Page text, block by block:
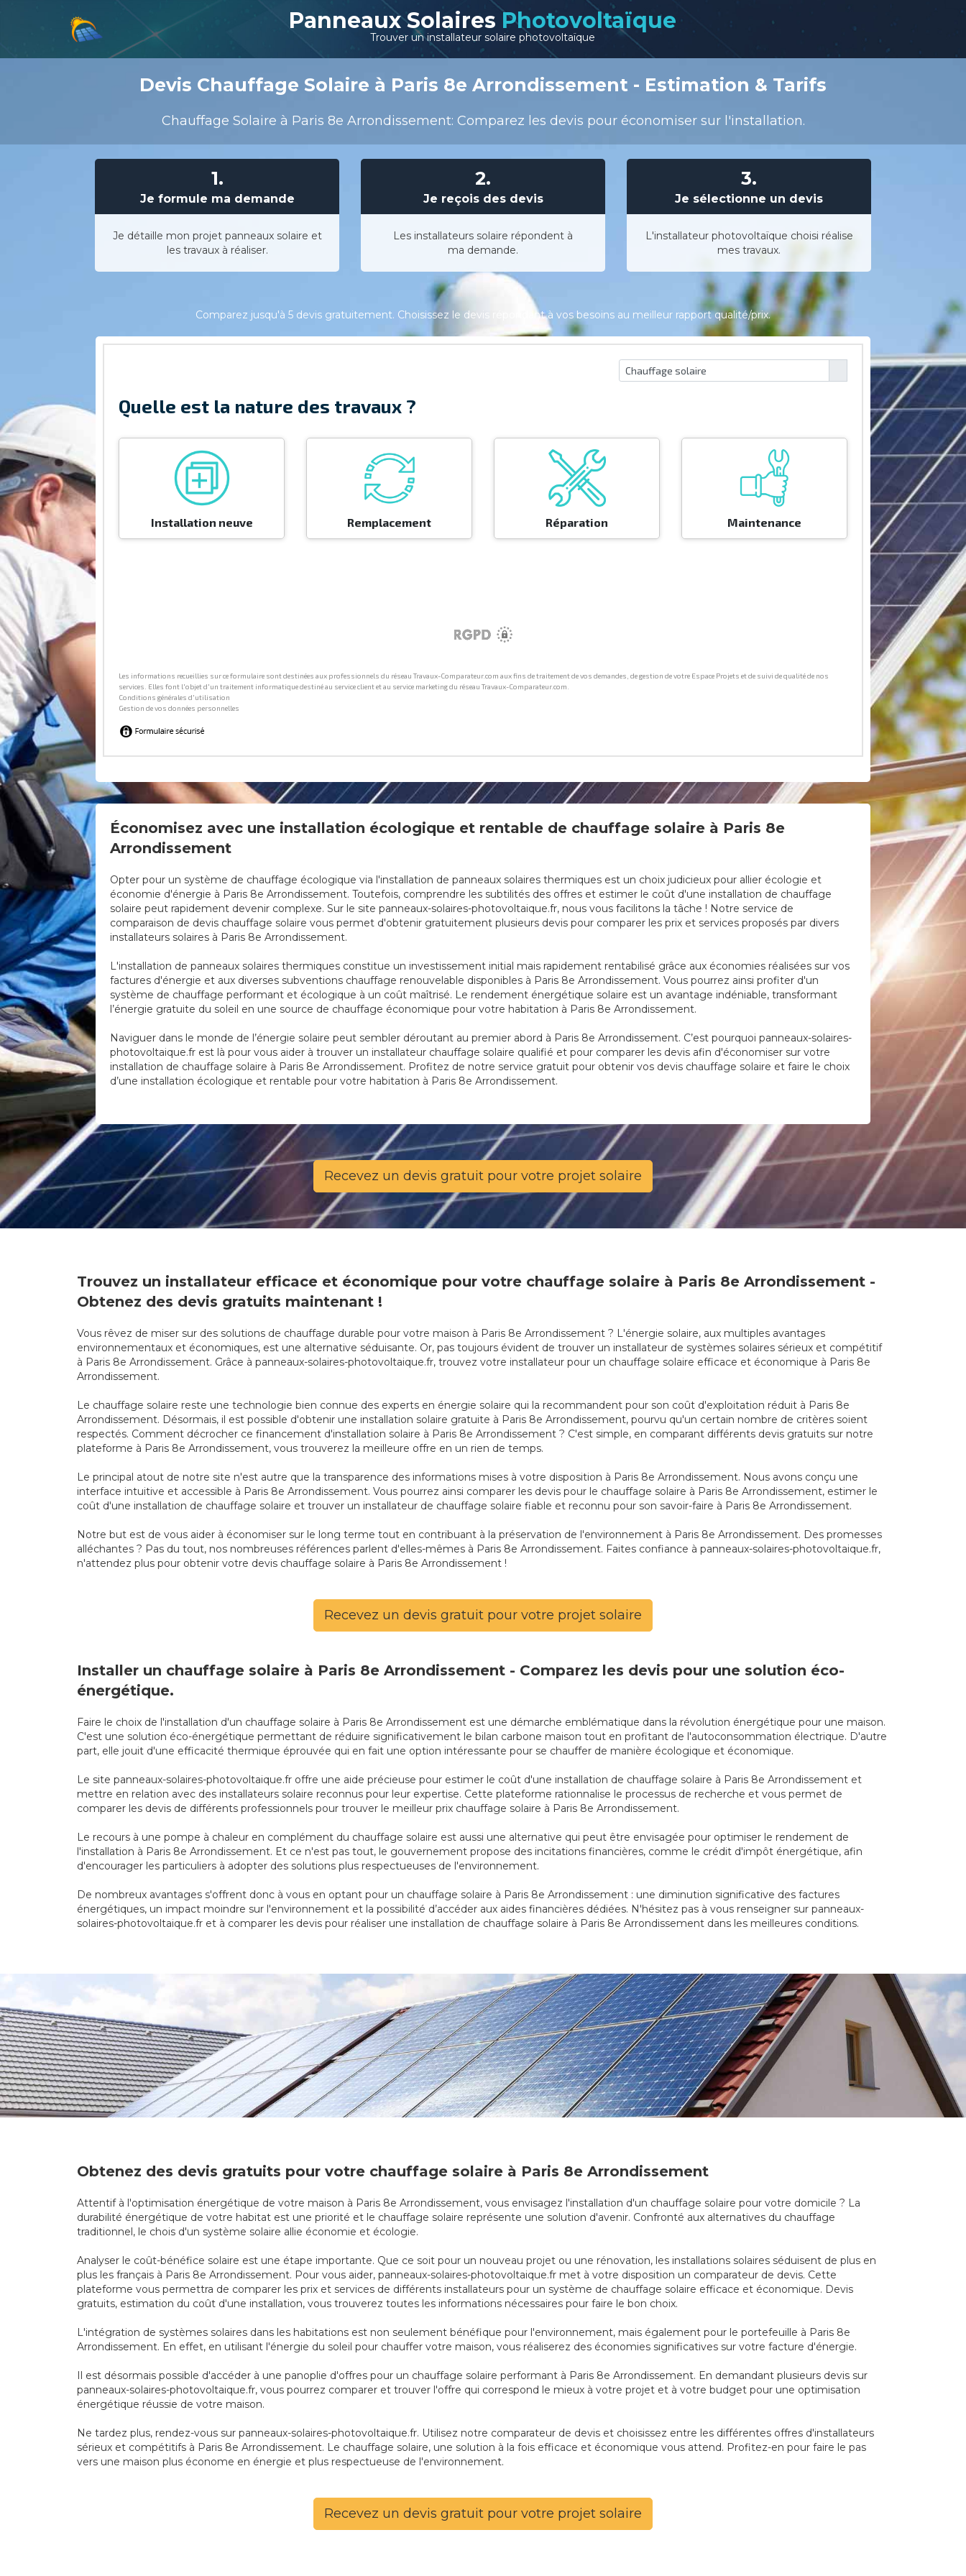
Panneaux Solaires Photovoltaïque
Trouver un installateur solaire photovoltaïque
Devis Chauffage Solaire à Paris 8e Arrondissement - Estimation & Tarifs
Chauffage Solaire à Paris 8e Arrondissement: Comparez les devis pour économiser sur l'installation.
1.
Je formule ma demande
Je détaille mon projet panneaux solaire et
les travaux à réaliser.
2.
Je reçois des devis
Les installateurs solaire répondent à
ma demande.
3.
Je sélectionne un devis
L'installateur photovoltaïque choisi réalise
mes travaux.
Comparez jusqu'à 5 devis gratuitement. Choisissez le devis répondant à vos besoins au meilleur rapport qualité/prix.
Économisez avec une installation écologique et rentable de chauffage solaire à Paris 8e
Arrondissement
Opter pour un système de chauffage écologique via l'installation de panneaux solaires thermiques est un choix judicieux pour allier écologie et
économie d'énergie à Paris 8e Arrondissement. Toutefois, comprendre les subtilités des offres et estimer le coût d'une installation de chauffage
solaire peut rapidement devenir complexe. Sur le site panneaux-solaires-photovoltaique.fr, nous vous facilitons la tâche ! Notre service de
comparaison de devis chauffage solaire vous permet d'obtenir gratuitement plusieurs devis pour comparer les prix et services proposés par divers
installateurs solaires à Paris 8e Arrondissement.
L'installation de panneaux solaires thermiques constitue un investissement initial mais rapidement rentabilisé grâce aux économies réalisées sur vos
factures d'énergie et aux diverses subventions chauffage renouvelable disponibles à Paris 8e Arrondissement. Vous pourrez ainsi profiter d'un
système de chauffage performant et écologique à un coût maîtrisé. Le rendement énergétique solaire est un avantage indéniable, transformant
l’énergie gratuite du soleil en une source de chauffage économique pour votre habitation à Paris 8e Arrondissement.
Naviguer dans le monde de l’énergie solaire peut sembler déroutant au premier abord à Paris 8e Arrondissement. C’est pourquoi panneaux-solaires-
photovoltaique.fr est là pour vous aider à trouver un installateur chauffage solaire qualifié et pour comparer les devis afin d'économiser sur votre
installation de chauffage solaire à Paris 8e Arrondissement. Profitez de notre service gratuit pour obtenir vos devis chauffage solaire et faire le choix
d’une installation écologique et rentable pour votre habitation à Paris 8e Arrondissement.
Recevez un devis gratuit pour votre projet solaire
Trouvez un installateur efficace et économique pour votre chauffage solaire à Paris 8e Arrondissement -
Obtenez des devis gratuits maintenant !
Vous rêvez de miser sur des solutions de chauffage durable pour votre maison à Paris 8e Arrondissement ? L'énergie solaire, aux multiples avantages
environnementaux et économiques, est une alternative séduisante. Or, pas toujours évident de trouver un installateur de systèmes solaires sérieux et compétitif
à Paris 8e Arrondissement. Grâce à panneaux-solaires-photovoltaique.fr, trouvez votre installateur pour un chauffage solaire efficace et économique à Paris 8e
Arrondissement.
Le chauffage solaire reste une technologie bien connue des experts en énergie solaire qui la recommandent pour son coût d'exploitation réduit à Paris 8e
Arrondissement. Désormais, il est possible d'obtenir une installation solaire gratuite à Paris 8e Arrondissement, pourvu qu'un certain nombre de critères soient
respectés. Comment décrocher ce financement d'installation solaire à Paris 8e Arrondissement ? C'est simple, en comparant différents devis gratuits sur notre
plateforme à Paris 8e Arrondissement, vous trouverez la meilleure offre en un rien de temps.
Le principal atout de notre site n'est autre que la transparence des informations mises à votre disposition à Paris 8e Arrondissement. Nous avons conçu une
interface intuitive et accessible à Paris 8e Arrondissement. Vous pourrez ainsi comparer les devis pour le chauffage solaire à Paris 8e Arrondissement, estimer le
coût d'une installation de chauffage solaire et trouver un installateur de chauffage solaire fiable et reconnu pour son savoir-faire à Paris 8e Arrondissement.
Notre but est de vous aider à économiser sur le long terme tout en contribuant à la préservation de l'environnement à Paris 8e Arrondissement. Des promesses
alléchantes ? Pas du tout, nos nombreuses références parlent d'elles-mêmes à Paris 8e Arrondissement. Faites confiance à panneaux-solaires-photovoltaique.fr,
n'attendez plus pour obtenir votre devis chauffage solaire à Paris 8e Arrondissement !
Recevez un devis gratuit pour votre projet solaire
Installer un chauffage solaire à Paris 8e Arrondissement - Comparez les devis pour une solution éco-
énergétique.
Faire le choix de l'installation d'un chauffage solaire à Paris 8e Arrondissement est une démarche emblématique dans la révolution énergétique pour une maison.
C'est une solution éco-énergétique permettant de réduire significativement le bilan carbone maison tout en profitant de l'autoconsommation électrique. D'autre
part, elle jouit d'une efficacité thermique éprouvée qui en fait une option intéressante pour se chauffer de manière écologique et économique.
Le site panneaux-solaires-photovoltaique.fr offre une aide précieuse pour estimer le coût d'une installation de chauffage solaire à Paris 8e Arrondissement et
mettre en relation avec des installateurs solaire reconnus pour leur expertise. Cette plateforme rationnalise le processus de recherche et vous permet de
comparer les devis de différents professionnels pour trouver le meilleur prix chauffage solaire à Paris 8e Arrondissement.
Le recours à une pompe à chaleur en complément du chauffage solaire est aussi une alternative qui peut être envisagée pour optimiser le rendement de
l'installation à Paris 8e Arrondissement. Et ce n'est pas tout, le gouvernement propose des incitations financières, comme le crédit d'impôt énergétique, afin
d'encourager les particuliers à adopter des solutions plus respectueuses de l'environnement.
De nombreux avantages s'offrent donc à vous en optant pour un chauffage solaire à Paris 8e Arrondissement : une diminution significative des factures
énergétiques, un impact moindre sur l'environnement et la possibilité d’accéder aux aides financières dédiées. N'hésitez pas à vous renseigner sur panneaux-
solaires-photovoltaique.fr et à comparer les devis pour réaliser une installation de chauffage solaire à Paris 8e Arrondissement dans les meilleures conditions.
Obtenez des devis gratuits pour votre chauffage solaire à Paris 8e Arrondissement
Attentif à l'optimisation énergétique de votre maison à Paris 8e Arrondissement, vous envisagez l'installation d'un chauffage solaire pour votre domicile ? La
durabilité énergétique de votre habitat est une priorité et le chauffage solaire représente une solution d'avenir. Confronté aux alternatives du chauffage
traditionnel, le chois d'un système solaire allie économie et écologie.
Analyser le coût-bénéfice solaire est une étape importante. Que ce soit pour un nouveau projet ou une rénovation, les installations solaires séduisent de plus en
plus les français à Paris 8e Arrondissement. Pour vous aider, panneaux-solaires-photovoltaique.fr met à votre disposition un comparateur de devis. Cette
plateforme vous permettra de comparer les prix et services de différents installateurs pour un système de chauffage solaire efficace et économique. Devis
gratuits, estimation du coût d'une installation, vous trouverez toutes les informations nécessaires pour faire le bon choix.
L'intégration de systèmes solaires dans les habitations est non seulement bénéfique pour l'environnement, mais également pour le portefeuille à Paris 8e
Arrondissement. En effet, en utilisant l'énergie du soleil pour chauffer votre maison, vous réaliserez des économies significatives sur votre facture d'énergie.
Il est désormais possible d'accéder à une panoplie d'offres pour un chauffage solaire performant à Paris 8e Arrondissement. En demandant plusieurs devis sur
panneaux-solaires-photovoltaique.fr, vous pourrez comparer et trouver l'offre qui correspond le mieux à votre projet et à votre budget pour une optimisation
énergétique réussie de votre maison.
Ne tardez plus, rendez-vous sur panneaux-solaires-photovoltaique.fr. Utilisez notre comparateur de devis et choisissez entre les différentes offres d'installateurs
sérieux et compétitifs à Paris 8e Arrondissement. Le chauffage solaire, une solution à la fois efficace et économique vous attend. Profitez-en pour faire le pas
vers une maison plus économe en énergie et plus respectueuse de l'environnement.
Recevez un devis gratuit pour votre projet solaire